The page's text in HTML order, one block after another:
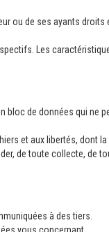
ou de ses ayants droits
Les
bloc de données qui ne
et aux libertés, dont
de toute collecte, de
à des tiers.